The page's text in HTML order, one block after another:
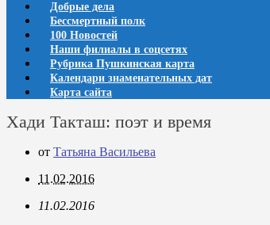
Добрые дела
Бессмертный полк
100 Новостей
Наши филиалы в соцсетях
Рубрика Пушкинская карта
Календари знаменательных дат
Карта сайта
Хади Такташ: поэт и время
от Татьяна Васильева
11.02.2016
11.02.2016